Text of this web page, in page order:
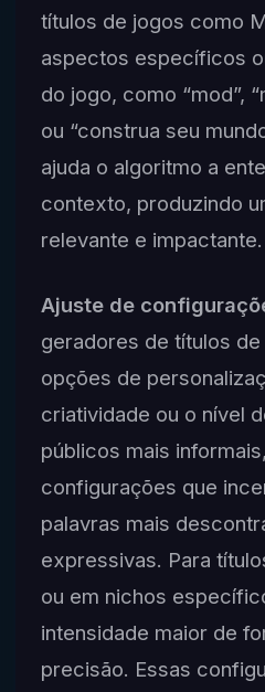
títulos de jogos como
aspectos específicos
do jogo, como “mod”,
ou “construa seu
ajuda o algoritmo a
contexto, produzindo
relevante e impactante.
Ajuste de
geradores de títulos
opções de
criatividade ou o nível
públicos mais
configurações que
palavras mais
expressivas. Para
ou em nichos
intensidade maior de
precisão. Essas